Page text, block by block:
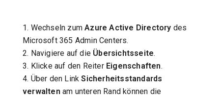
1. Wechseln zumAzure Active Directory des
Microsoft 365 Admin Centers.
2. Navigiere auf die Übersichtsseite.
3. Klicke auf den Reiter Eigenschaften.
4. Über den LinkSicherheitsstandards
verwalten am unteren Rand können die